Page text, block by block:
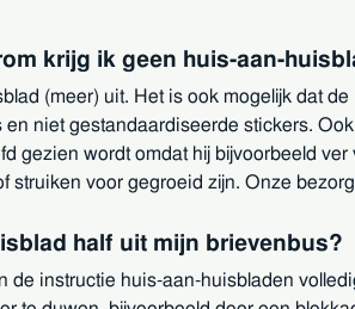
krijg ik geen huis-aan-
(meer) uit. Het is ook mogelijk dat
niet gestandaardiseerde stickers.
gezien wordt omdat hij bijvoorbeeld
struiken voor gegroeid zijn. Onze
half uit mijn brievenbus?
de instructie huis-aan-huisbladen